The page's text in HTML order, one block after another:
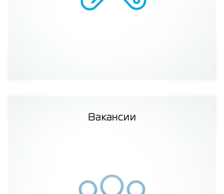
Вакансии